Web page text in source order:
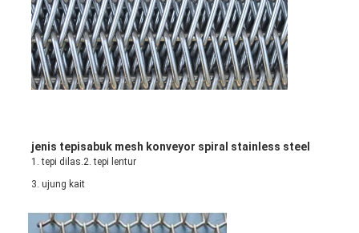
jenis tepisabuk mesh konveyor spiral stainless steel
1. tepi dilas.2. tepi lentur
3. ujung kait